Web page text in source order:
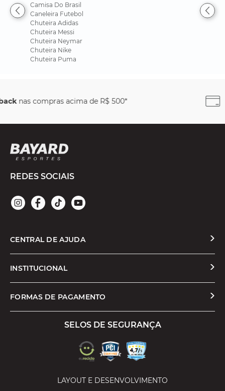
Camisa Do Brasil
Caneleira Futebol
Chuteira Adidas
Chuteira Messi
Chuteira Neymar
Chuteira Nike
Chuteira Puma
Parcele em até
REDES SOCIAIS
CENTRAL DE AJUDA
Solicitar Troca ou Devolução
Formas de Pagamento
INSTITUCIONAL
Quem Somos
Política de Privacidade
FORMAS DE PAGAMENTO
SELOS DE SEGURANÇA
LAYOUT E DESENVOLVIMENTO